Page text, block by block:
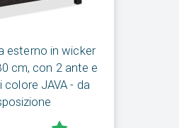
esterno in wicker
cm, con 2 ante e
colore JAVA - da